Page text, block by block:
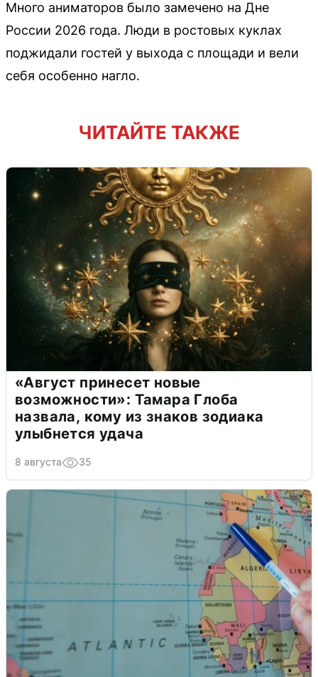
Много аниматоров было замечено на Дне
России 2026 года. Люди в ростовых куклах
поджидали гостей у выхода с площади и вели
себя особенно нагло.
ЧИТАЙТЕ ТАКЖЕ
«Август принесет новые
возможности»: Тамара Глоба
назвала, кому из знаков зодиака
улыбнется удача
8 августа 35